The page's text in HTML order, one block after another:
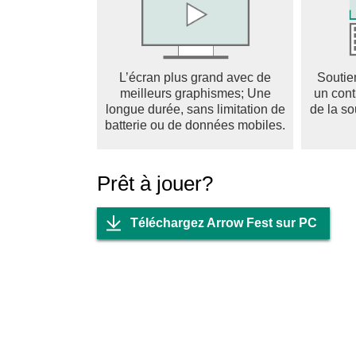
L’écran plus grand avec de
meilleurs graphismes; Une
longue durée, sans limitation de
batterie ou de données mobiles.
un
de la
Prêt à jouer?
Téléchargez Arrow Fest sur PC